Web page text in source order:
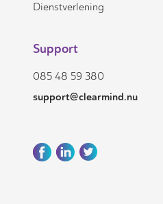
Dienstverlening
Support
085 48 59 380
support@clearmind.nu